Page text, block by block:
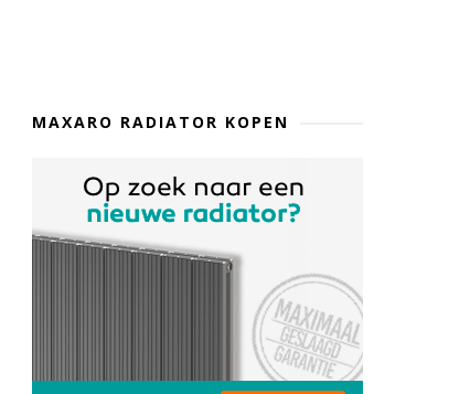
MAXARO RADIATOR KOPEN